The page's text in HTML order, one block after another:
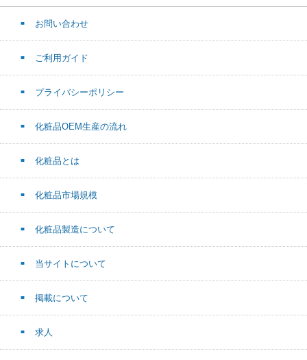
お問い合わせ
ご利用ガイド
プライバシーポリシー
化粧品OEM生産の流れ
化粧品とは
化粧品市場規模
化粧品製造について
当サイトについて
掲載について
求人